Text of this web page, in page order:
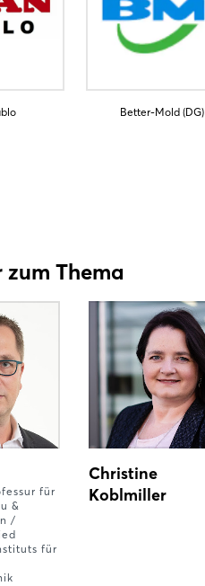
Better-Mold (DG)
zum Thema
für
&
/
für
Christine
Koblmiller